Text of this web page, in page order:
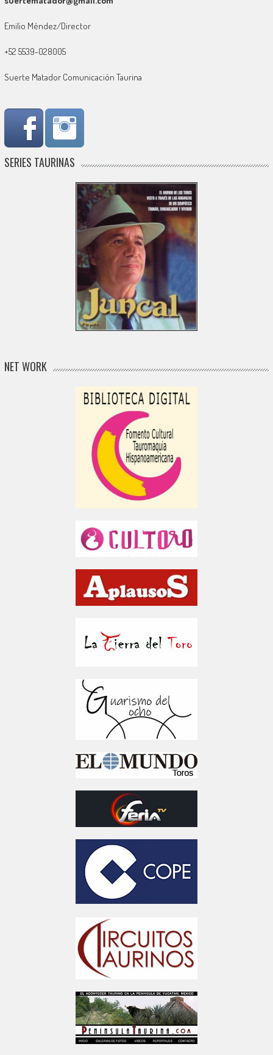
Emilio Méndez/Director
+52 5539-028005
Suerte Matador Comunicación Taurina
SERIES TAURINAS
NET WORK